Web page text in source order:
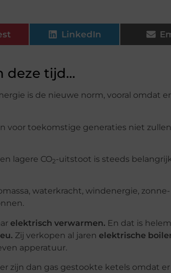
LinkedIn
deze tijd…
is de nieuwe norm, vooral omdat er
voor toekomstige generaties niet
lagere CO2-uitstoot is steeds
waterkracht, windenergie, zonne-
elektrisch verwarmen. En dat is
Zij verkopen al jaren elektrische
apperatuur.
zijn dan gas gestookte ketels omdat